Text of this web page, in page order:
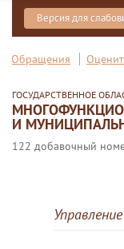
Версия для
Обращения
ГОСУДАРСТВЕННОЕ
И
122 добавочный